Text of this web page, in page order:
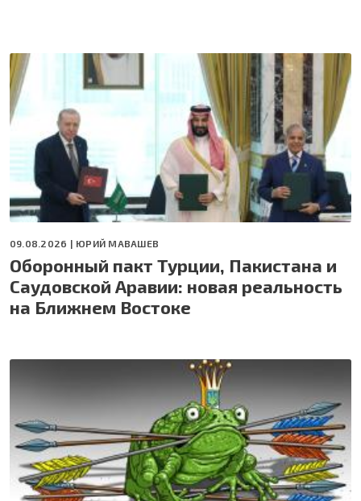
09.08.2026 | ЮРИЙ МАВАШЕВ
Оборонный пакт Турции, Пакистана и
Саудовской Аравии: новая реальность
на Ближнем Востоке